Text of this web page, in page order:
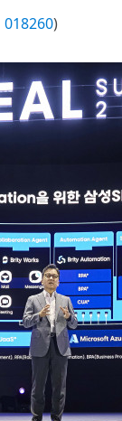
018260)